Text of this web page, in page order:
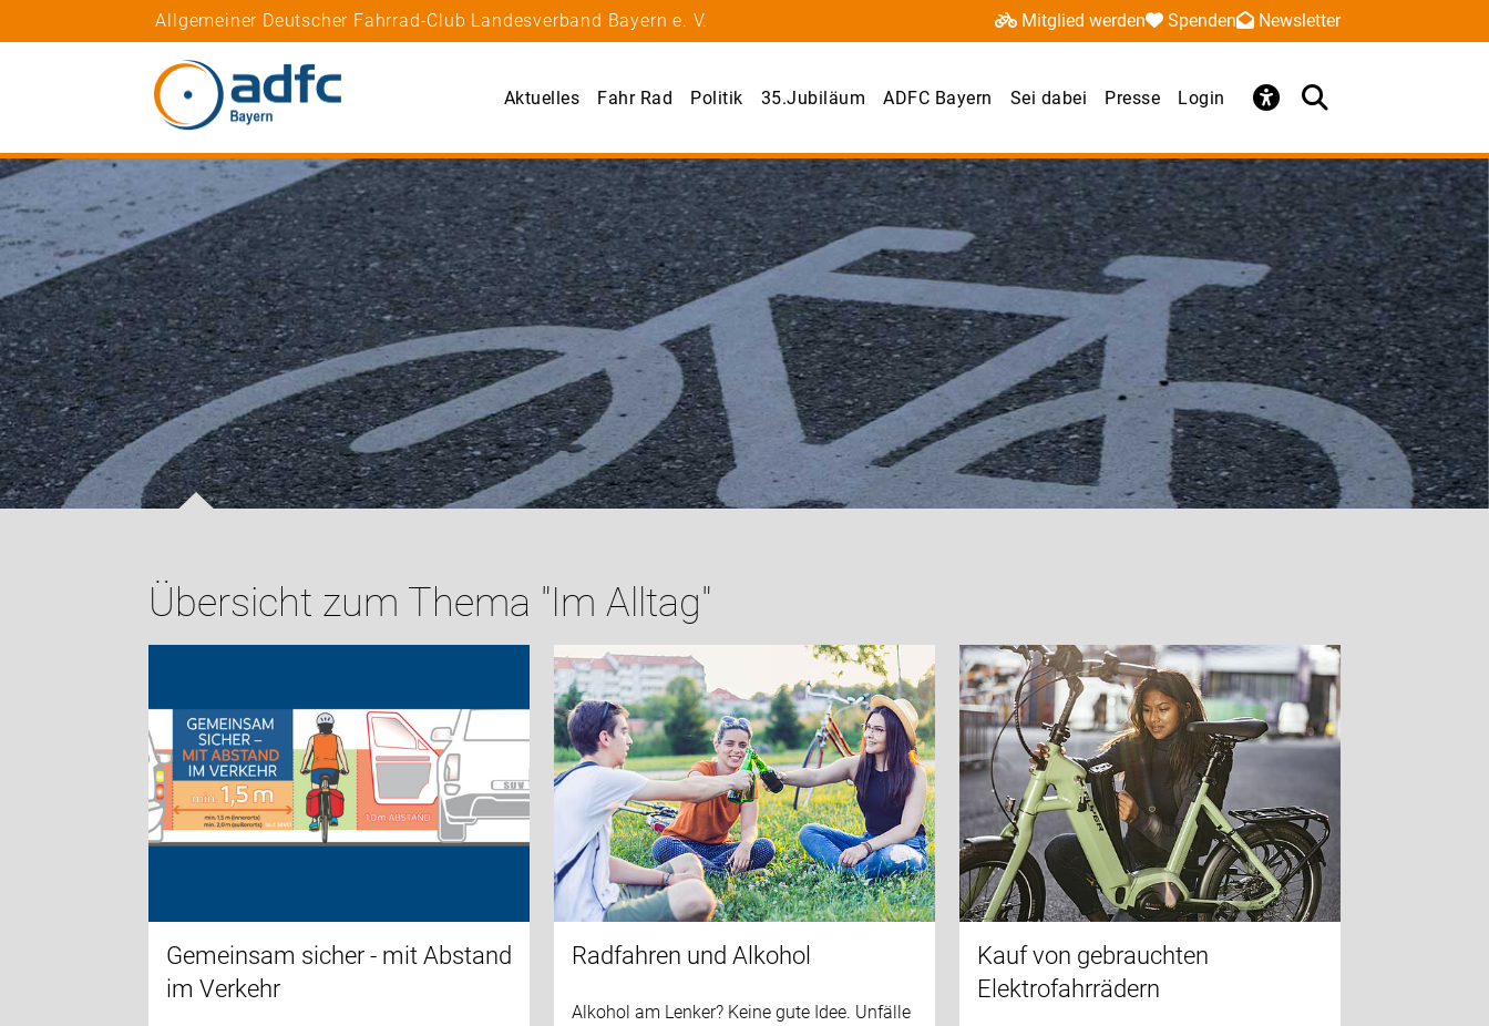
Allgemeiner Deutscher Fahrrad-Club Landesverband Bayern e. V. Mitglied werden Spenden Newsletter
Aktuelles Fahr Rad Politik 35.Jubiläum ADFC Bayern Sei dabei Presse Login
Übersicht zum Thema "Im Alltag"
Gemeinsam sicher - mit Abstand
im Verkehr
Radfahren und Alkohol
Alkohol am Lenker? Keine gute Idee. Unfälle
Kauf von gebrauchten
Elektrofahrrädern